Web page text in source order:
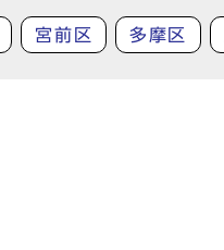
宮前区 多摩区